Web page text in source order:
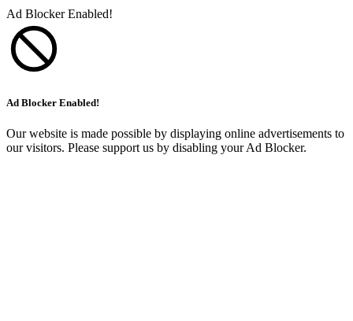
Ad Blocker Enabled!
Ad Blocker Enabled!
Our website is made possible by displaying online advertisements to
our visitors. Please support us by disabling your Ad Blocker.